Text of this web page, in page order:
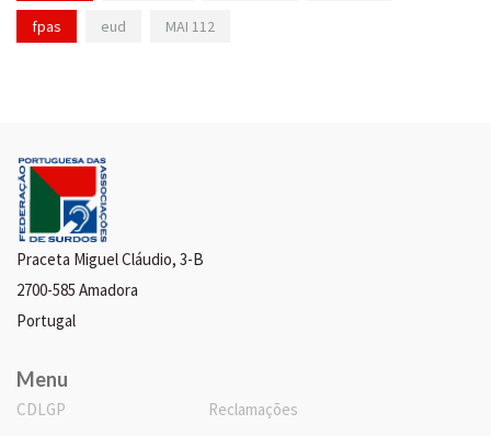
fpas eud MAI 112
Praceta Miguel Cláudio, 3-B
2700-585 Amadora
Portugal
Menu
CDLGP
Reclamações